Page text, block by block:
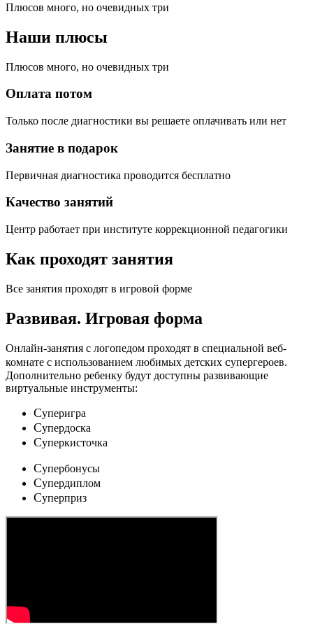
Плюсов много, но очевидных три
Наши плюсы
Плюсов много, но очевидных три
Оплата потом
Только после диагностики вы решаете оплачивать или нет
Занятие в подарок
Первичная диагностика проводится бесплатно
Качество занятий
Центр работает при институте коррекционной педагогики
Как проходят занятия
Все занятия проходят в игровой форме
Развивая. Игровая форма
Онлайн-занятия с логопедом проходят в специальной веб-
комнате с использованием любимых детских cупергероев.
Дополнительно ребенку будут доступны развивающие
виртуальные инструменты:
Cуперигра
Cупердоска
Cуперкисточка
Cупербонусы
Cупердиплом
Cуперприз